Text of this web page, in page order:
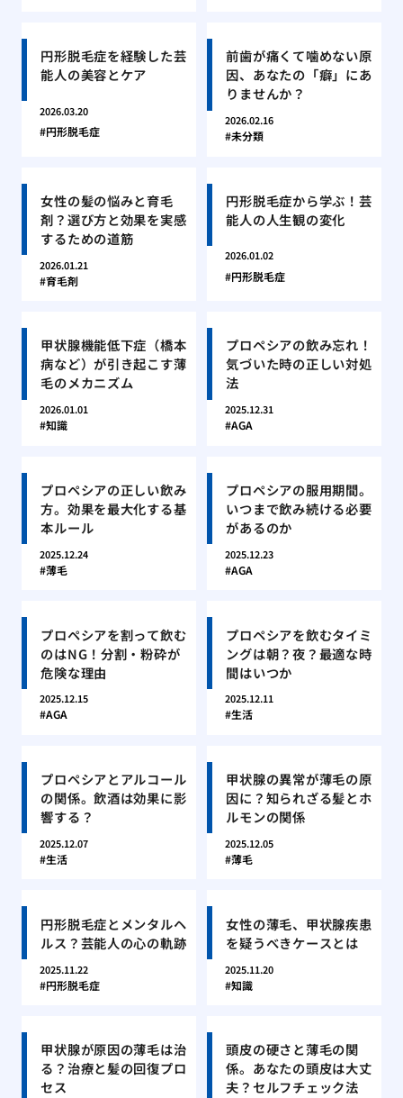
円形脱毛症を経験した芸
能人の美容とケア
2026.03.20
円形脱毛症
前歯が痛くて噛めない原
因、あなたの「癖」にあ
りませんか？
2026.02.16
未分類
女性の髪の悩みと育毛
剤？選び方と効果を実感
するための道筋
2026.01.21
育毛剤
円形脱毛症から学ぶ！芸
能人の人生観の変化
2026.01.02
円形脱毛症
甲状腺機能低下症（橋本
病など）が引き起こす薄
毛のメカニズム
2026.01.01
知識
プロペシアの飲み忘れ！
気づいた時の正しい対処
法
2025.12.31
AGA
プロペシアの正しい飲み
方。効果を最大化する基
本ルール
2025.12.24
薄毛
プロペシアの服用期間。
いつまで飲み続ける必要
があるのか
2025.12.23
AGA
プロペシアを割って飲む
のはNG！分割・粉砕が
危険な理由
2025.12.15
AGA
プロペシアを飲むタイミ
ングは朝？夜？最適な時
間はいつか
2025.12.11
生活
プロペシアとアルコール
の関係。飲酒は効果に影
響する？
2025.12.07
生活
甲状腺の異常が薄毛の原
因に？知られざる髪とホ
ルモンの関係
2025.12.05
薄毛
円形脱毛症とメンタルヘ
ルス？芸能人の心の軌跡
2025.11.22
円形脱毛症
女性の薄毛、甲状腺疾患
を疑うべきケースとは
2025.11.20
知識
甲状腺が原因の薄毛は治
る？治療と髪の回復プロ
セス
頭皮の硬さと薄毛の関
係。あなたの頭皮は大丈
夫？セルフチェック法